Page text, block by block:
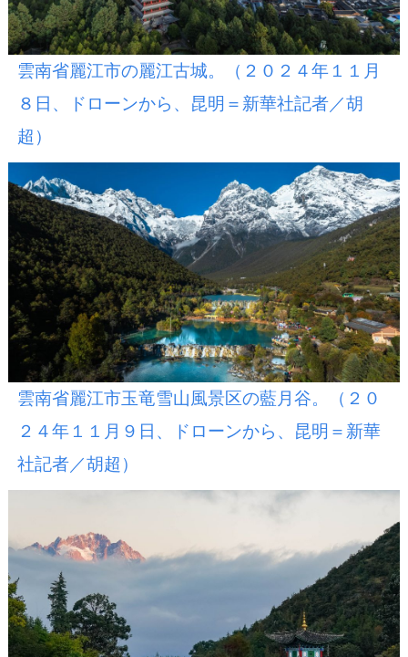
雲南省麗江市の麗江古城。（２０２４年１１月
８日、ドローンから、昆明＝新華社記者／胡
超）
雲南省麗江市玉竜雪山風景区の藍月谷。（２０
２４年１１月９日、ドローンから、昆明＝新華
社記者／胡超）